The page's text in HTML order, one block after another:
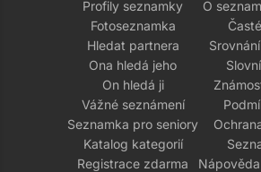
Profily seznamky
Fotoseznamka
Hledat partnera
Ona hledá jeho
On hledá ji
Vážné seznámení
Seznamka pro seniory
Katalog kategorií
Registrace zdarma
O